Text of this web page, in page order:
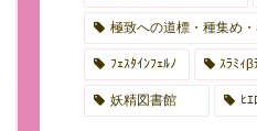
極致への道標・種集め・
ﾌｪｽﾀｲﾝﾌｪﾙﾉ ｽﾗﾐｨβ
妖精図書館 ﾋｴ